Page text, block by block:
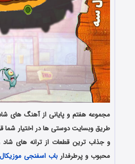
مجموعه هفتم و پایانی از آهنگ های
طریق وبسایت دوستی ها در اختیار شما
و جذاب ترین قطعات از ترانه های شاد
محبوب و پرطرفدار باب اسفنجی موزیکال